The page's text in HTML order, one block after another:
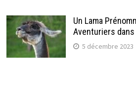
Un Lama
Aventuriers dans
5 décembre 2023